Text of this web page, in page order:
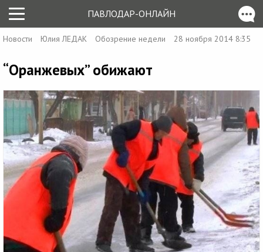
ПАВЛОДАР-ОНЛАЙН
Новости Юлия ЛЕДАК Обозрение недели 28 ноября 2014 8:35
“Оранжевых” обижают